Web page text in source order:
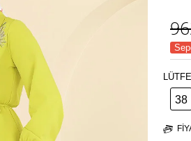
38